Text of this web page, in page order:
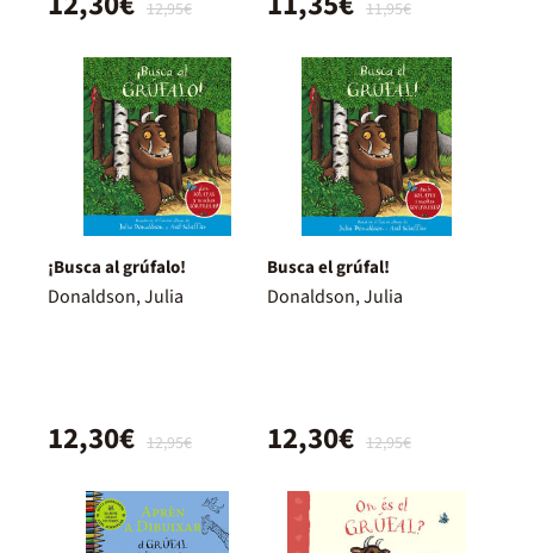
12,95€ 11,95€
¡Busca al grúfalo!
Donaldson, Julia
12,95€
12,30€
Busca el grúfal!
Donaldson, Julia
12,95€
12,30€